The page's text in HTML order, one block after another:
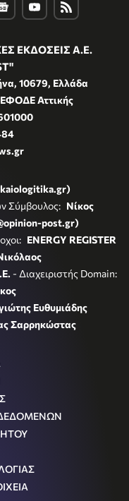
ΕΚΔΟΣΕΙΣ Α.Ε.
10679, Ελλάδα
Αττικής
Σύμβουλος: Νίκος
post.gr)
ENERGY REGISTER
- Διαχειριστής Domain:
Ευθυμιάδης
Σαρρηκώστας
ΔΕΔΟΜΕΝΩΝ